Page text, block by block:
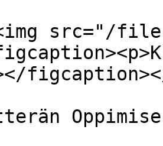
src="/files/